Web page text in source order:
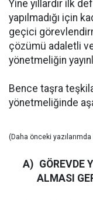
Yine yıllardır ilk
yapılmadığı için
geçici
çözümü adaletli
yönetmeliğin
Bence taşra
yönetmeliğinde
(Daha önceki
A) GÖREVDE
ALMASI